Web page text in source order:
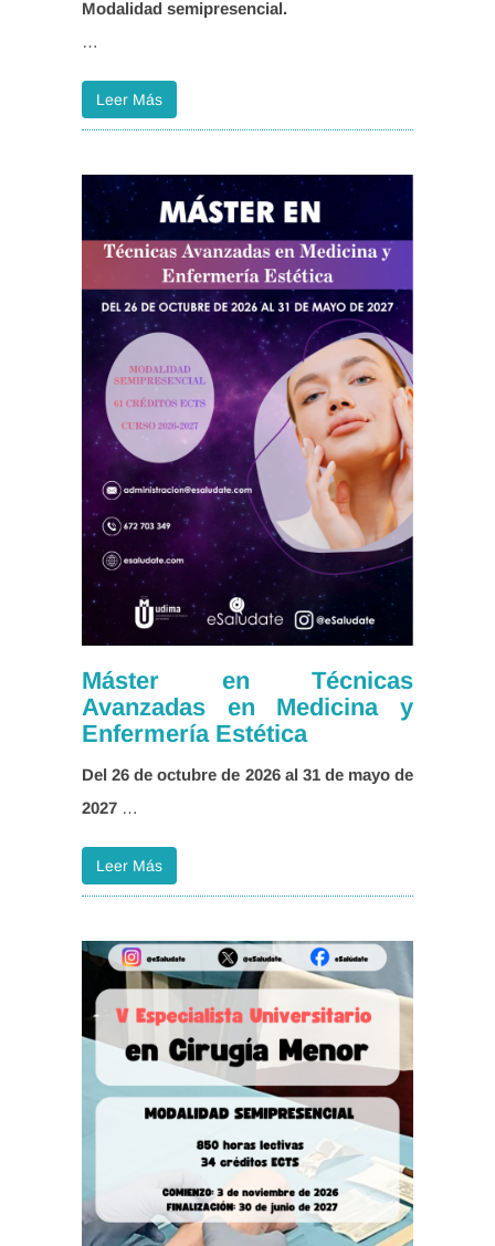
…
Leer Más
Máster en Técnicas
Avanzadas en Medicina y
Enfermería Estética
Del 26 de octubre de 2026 al 31 de mayo de
2027 …
Leer Más